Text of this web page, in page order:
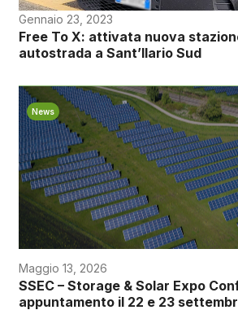
Gennaio 23, 2023
Free To X: attivata nuova
autostrada a Sant’Ilario Sud
News
Maggio 13, 2026
SSEC – Storage & Solar Expo
appuntamento il 22 e 23